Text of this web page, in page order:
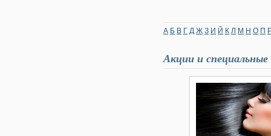
А Б В Г Д Ж З И Й К Л М Н О П
Акции и